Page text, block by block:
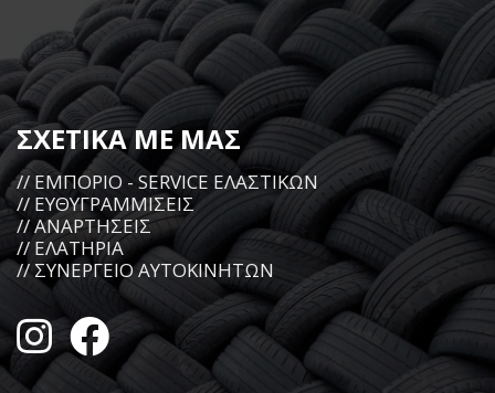
ΣΧΕΤΙΚΑ ΜΕ ΜΑΣ
// ΕΜΠΟΡΙΟ - SERVICE ΕΛΑΣΤΙΚΩΝ
// ΕΥΘΥΓΡΑΜΜΙΣΕΙΣ
// ΑΝΑΡΤΗΣΕΙΣ
// ΕΛΑΤΗΡΙΑ
// ΣΥΝΕΡΓΕΙΟ ΑΥΤΟΚΙΝΗΤΩΝ